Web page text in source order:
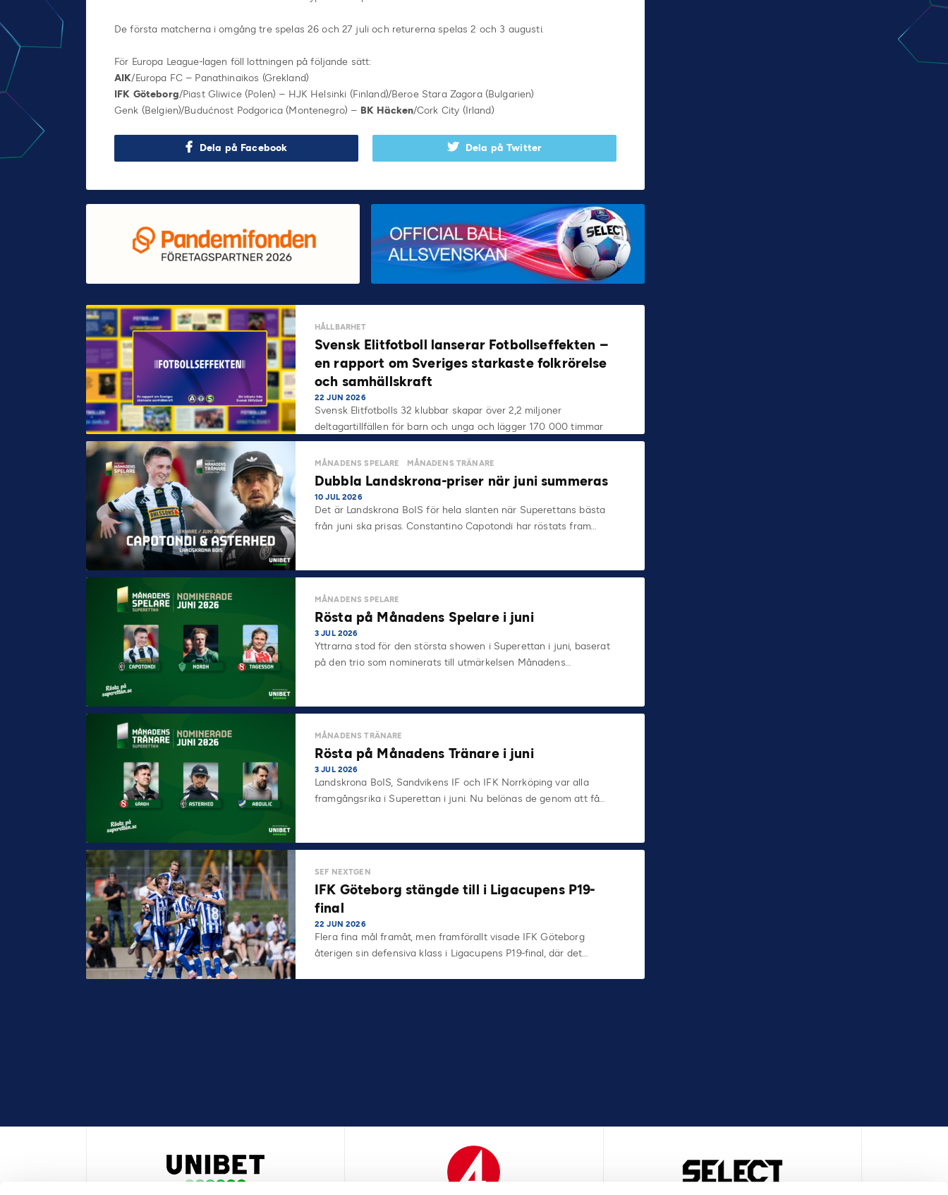
De första matcherna i omgång tre spelas 26 och 27 juli och returerna spelas 2 och 3 augusti.
För Europa League-lagen föll lottningen på följande sätt:
AIK/Europa FC – Panathinaikos (Grekland)
IFK Göteborg/Piast Gliwice (Polen) – HJK Helsinki (Finland)/Beroe Stara Zagora (Bulgarien)
Genk (Belgien)/Budućnost Podgorica (Montenegro) – BK Häcken/Cork City (Irland)
Dela på Facebook Dela på Twitter
HÅLLBARHET
Svensk Elitfotboll lanserar Fotbollseffekten –
en rapport om Sveriges starkaste folkrörelse
och samhällskraft
22 JUN 2026
Svensk Elitfotbolls 32 klubbar skapar över 2,2 miljoner
deltagartillfällen för barn och unga och lägger 170 000 timmar
på…
MÅNADENS SPELARE MÅNADENS TRÄNARE
Dubbla Landskrona-priser när juni summeras
10 JUL 2026
Det är Landskrona BoIS för hela slanten när Superettans bästa
från juni ska prisas. Constantino Capotondi har röstats fram…
MÅNADENS SPELARE
Rösta på Månadens Spelare i juni
3 JUL 2026
Yttrarna stod för den största showen i Superettan i juni, baserat
på den trio som nominerats till utmärkelsen Månadens…
MÅNADENS TRÄNARE
Rösta på Månadens Tränare i juni
3 JUL 2026
Landskrona BoIS, Sandvikens IF och IFK Norrköping var alla
framgångsrika i Superettan i juni. Nu belönas de genom att få…
SEF NEXTGEN
IFK Göteborg stängde till i Ligacupens P19-
final
22 JUN 2026
Flera fina mål framåt, men framförallt visade IFK Göteborg
återigen sin defensiva klass i Ligacupens P19-final, där det…